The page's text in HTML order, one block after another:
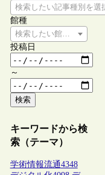
検索したい記事種別を選
館種
検索したい館種を選択し
投稿日
～
検索
キーワードから検
索（テーマ）
学術情報流通4348